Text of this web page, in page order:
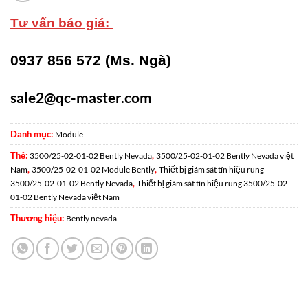
Tư vấn báo giá:
0937 856 572 (Ms. Ngà)
sale2@qc-master.com
Danh mục: Module
Thẻ: 3500/25-02-01-02 Bently Nevada, 3500/25-02-01-02 Bently Nevada việt
Nam, 3500/25-02-01-02 Module Bently, Thiết bị giám sát tín hiệu rung
3500/25-02-01-02 Bently Nevada, Thiết bị giám sát tín hiệu rung 3500/25-02-
01-02 Bently Nevada việt Nam
Thương hiệu: Bently nevada